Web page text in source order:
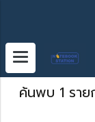
ค้นพบ 1 ราย